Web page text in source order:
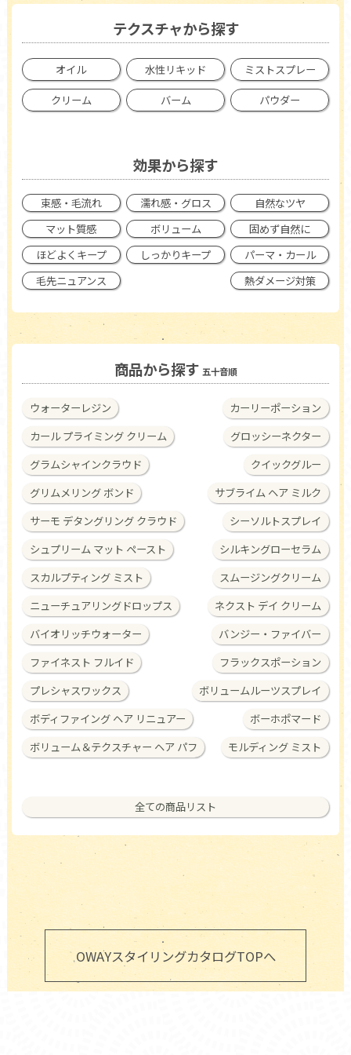
テクスチャから探す
オイル 水性リキッド ミストスプレー
クリーム バーム パウダー
効果から探す
束感・毛流れ 濡れ感・グロス
自然なツヤ
マット質感
ボリューム
固めず自然に
ほどよくキープ
しっかりキープ
パーマ・カール
毛先ニュアンス
熱ダメージ対策
商品から探す 五十音順
ウォーターレジン
カーリーポーション
カール プライミング クリーム
グロッシーネクター
グラムシャインクラウド
クイックグルー
グリムメリング ボンド
サブライム ヘア ミルク
サーモ デタングリング クラウド
シーソルトスプレイ
シュプリーム マット ペースト
シルキングローセラム
スカルプティング ミスト
スムージングクリーム
ニューチュアリングドロップス
ネクスト デイ クリーム
バイオリッチウォーター
バンジー・ファイバー
ファイネスト フルイド
フラックスポーション
プレシャスワックス
ボリュームルーツスプレイ
ボディファイング ヘア リニュアー
ボーホポマード
ボリューム＆テクスチャー ヘア パフ
モルディング ミスト
全ての商品リスト
OWAYスタイリングカタログTOPへ